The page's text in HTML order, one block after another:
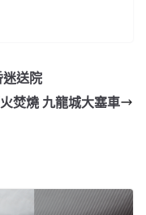
送院
焚燒 九龍城大塞車